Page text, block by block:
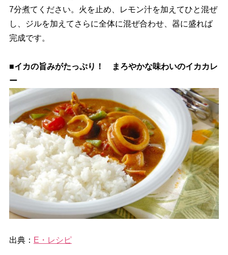
7分煮てください。火を止め、レモン汁を加えてひと混ぜ
し、ジルを加えてさらに全体に混ぜ合わせ、器に盛れば
完成です。
■イカの旨みがたっぷり！ まろやかな味わいのイカカレ
ー
出典： E・レシピ